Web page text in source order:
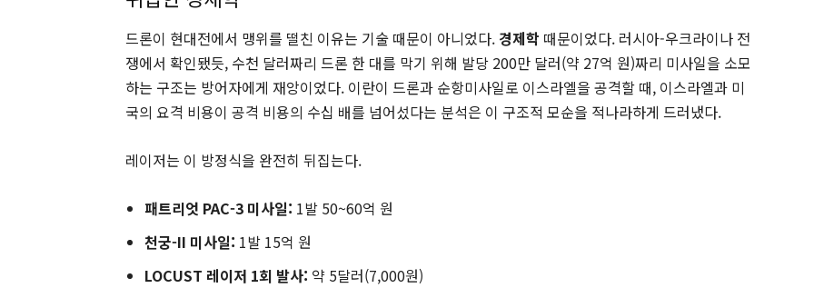
드론이 현대전에서 맹위를 떨친 이유는 기술 때문이 아니었다. 경제학 때문이었다. 러시아-우크라이나 전
쟁에서 확인됐듯, 수천 달러짜리 드론 한 대를 막기 위해 발당 200만 달러(약 27억 원)짜리 미사일을 소모
하는 구조는 방어자에게 재앙이었다. 이란이 드론과 순항미사일로 이스라엘을 공격할 때, 이스라엘과 미
국의 요격 비용이 공격 비용의 수십 배를 넘어섰다는 분석은 이 구조적 모순을 적나라하게 드러냈다.
레이저는 이 방정식을 완전히 뒤집는다.
패트리엇 PAC-3 미사일: 1발 50~60억 원
천궁-II 미사일: 1발 15억 원
LOCUST 레이저 1회 발사: 약 5달러(7,000원)